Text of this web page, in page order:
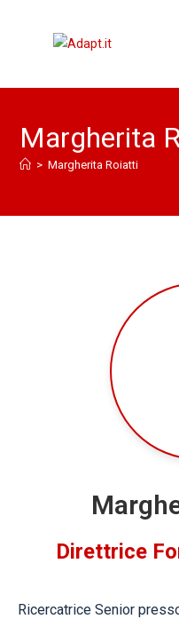
Margherita
> Margherita Roiatti
Direttrice
Ricercatrice Senior